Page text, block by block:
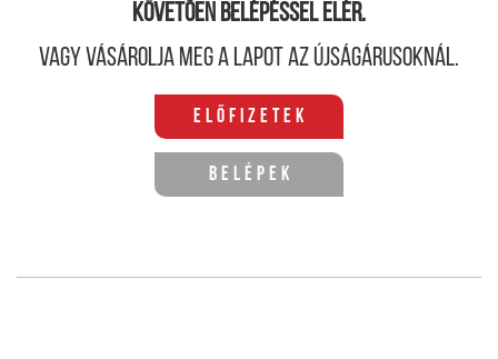
követően belépéssel elér.
Vagy vásárolja meg a lapot az újságárusoknál.
Előfizetek
Belépek